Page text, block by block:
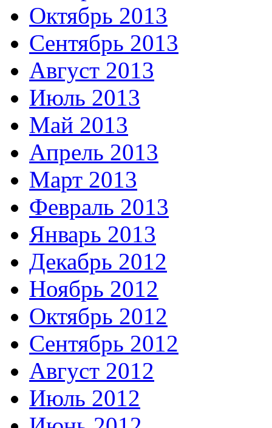
Октябрь 2013
Сентябрь 2013
Август 2013
Июль 2013
Май 2013
Апрель 2013
Март 2013
Февраль 2013
Январь 2013
Декабрь 2012
Ноябрь 2012
Октябрь 2012
Сентябрь 2012
Август 2012
Июль 2012